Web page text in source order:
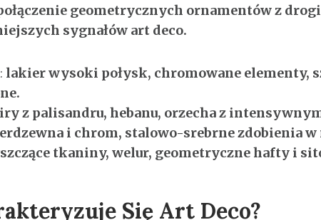
geometrycznych ornamentów z
sygnałów art deco.
lakier wysoki połysk, chromowane elementy,
z palisandru, hebanu, orzecha z
i chrom, stalowo-srebrne zdobienia w
tkaniny, welur, geometryczne hafty i
Się Art Deco?